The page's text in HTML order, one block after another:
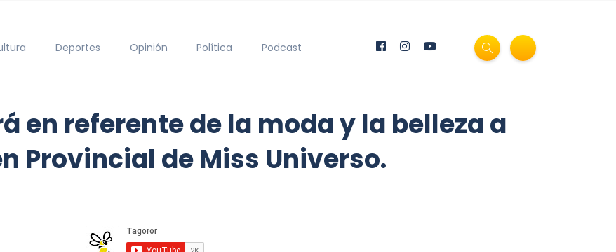
Deportes Opinión Política Podcast
en referente de la moda y la belleza a
Provincial de Miss Universo.